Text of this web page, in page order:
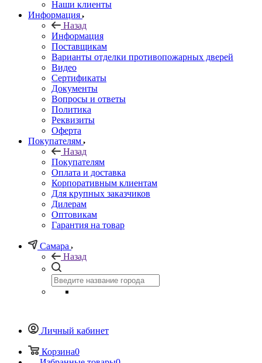
Наши клиенты
Информация
Назад
Информация
Поставщикам
Варианты отделки противопожарных дверей
Видео
Сертификаты
Документы
Вопросы и ответы
Политика
Реквизиты
Оферта
Покупателям
Назад
Покупателям
Оплата и доставка
Корпоративным клиентам
Для крупных заказчиков
Дилерам
Оптовикам
Гарантия на товар
Самара
Назад
Личный кабинет
Корзина0